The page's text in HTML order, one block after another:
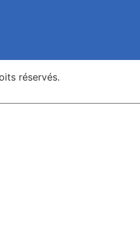
réservés.